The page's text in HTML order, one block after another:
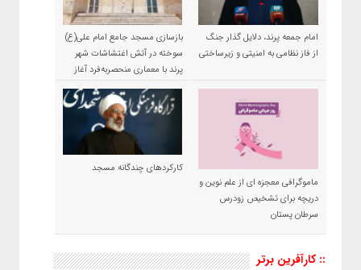
امام جمعه پرند، دلایل گذار جنگ
از فاز نظامی به امنیتی و زیرساختی
بازسازی مسجد جامع امام علی(ع)
سوخته در آتش اغتشاشات شهر
پرند با معماری منحصربه‌فرد آغاز
شد
ماموگرافی معجزه ای از علم نوین و
دریچه برای تشخیص زودرس
سرطان پستان
کارکردهای چندگانه مسجد
:: کارآفرین برتر